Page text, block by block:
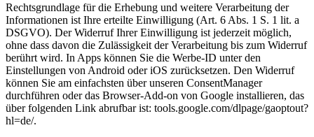
Rechtsgrundlage für die Erhebung und weitere Verarbeitung der
Informationen ist Ihre erteilte Einwilligung (Art. 6 Abs. 1 S. 1 lit. a
DSGVO). Der Widerruf Ihrer Einwilligung ist jederzeit möglich,
ohne dass davon die Zulässigkeit der Verarbeitung bis zum Widerruf
berührt wird. In Apps können Sie die Werbe-ID unter den
Einstellungen von Android oder iOS zurücksetzen. Den Widerruf
können Sie am einfachsten über unseren ConsentManager
durchführen oder das Browser-Add-on von Google installieren, das
über folgenden Link abrufbar ist: tools.google.com/dlpage/gaoptout?
hl=de/.